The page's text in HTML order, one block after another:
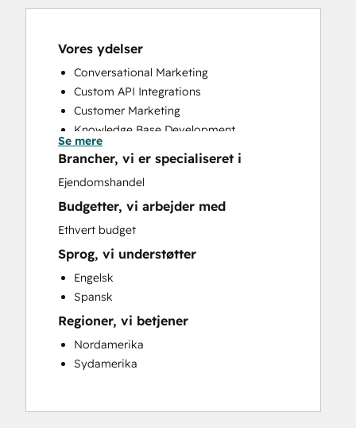
Vores ydelser
Conversational Marketing
Custom API Integrations
Customer Marketing
Knowledge Base Development
Programmable Automation
Sales and Marketing Alignment
Website Development
Se mere
Brancher, vi er specialiseret i
Ejendomshandel
Budgetter, vi arbejder med
Ethvert budget
Sprog, vi understøtter
Engelsk
Spansk
Regioner, vi betjener
Nordamerika
Sydamerika